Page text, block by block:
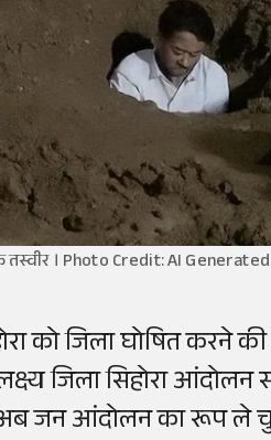
तस्वीर । Photo Credit: AI Generated
को जिला घोषित
जिला सिहोरा
अब जन आंदोलन का रूप ले